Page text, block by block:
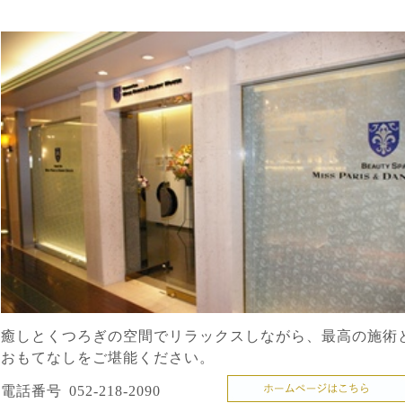
癒しとくつろぎの空間でリラックスしながら、最高の施術
おもてなしをご堪能ください。
電話番号 052-218-2090